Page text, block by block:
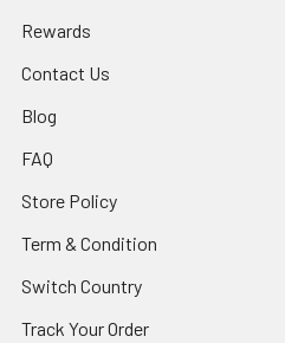
Rewards
Contact Us
Blog
FAQ
Store Policy
Term & Condition
Switch Country
Track Your Order